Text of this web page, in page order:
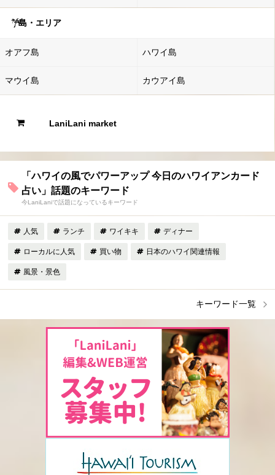
島・エリア
オアフ島 ハワイ島
マウイ島 カウアイ島
LaniLani market
「ハワイの風でパワーアップ 今日のハワイアンカード
占い」話題のキーワード
今LaniLaniで話題になっているキーワード
人気 ランチ ワイキキ ディナー
ローカルに人気 買い物 日本のハワイ関連情報
風景・景色
キーワード一覧